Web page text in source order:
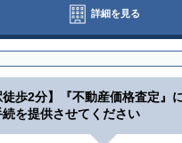
詳細を見る
徒歩2分】『不動産価格査定』
を提供させてください